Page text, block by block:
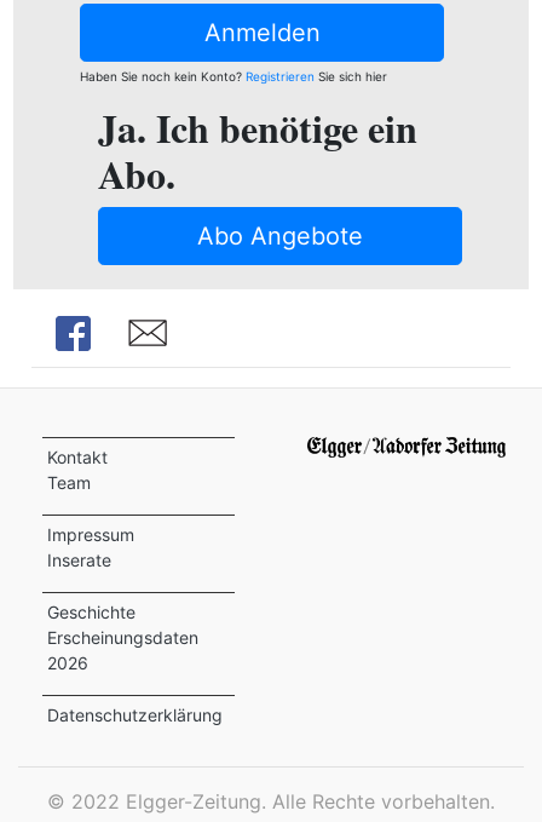
Anmelden
Haben Sie noch kein Konto? RegistrierenSie sich hier
Ja. Ich benötige ein
Abo.
Abo Angebote
Share Share
Kontakt
Team
Impressum
Inserate
Geschichte
Erscheinungsdaten
2026
Datenschutzerklärung
© 2022 Elgger-Zeitung. Alle Rechte vorbehalten.